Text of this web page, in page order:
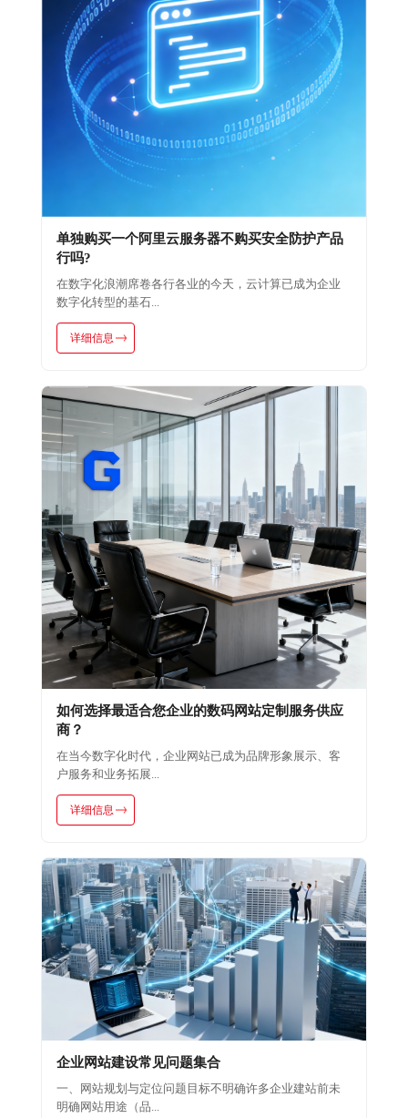
单独购买一个阿里云服务器不购买安全防护产品
行吗?
在数字化浪潮席卷各行各业的今天，云计算已成为企业
数字化转型的基石...
详细信息
如何选择最适合您企业的数码网站定制服务供应
商？
在当今数字化时代，企业网站已成为品牌形象展示、客
户服务和业务拓展...
详细信息
企业网站建设常见问题集合
一、网站规划与定位问题目标不明确许多企业建站前未
明确网站用途（品...